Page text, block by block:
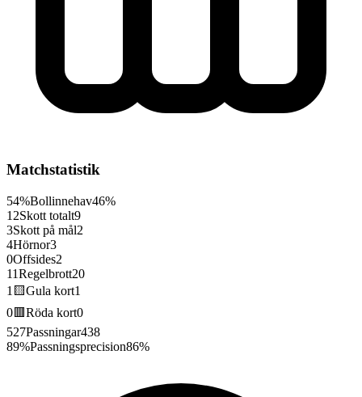
Matchstatistik
54%Bollinnehav46%
12Skott totalt9
3Skott på mål2
4Hörnor3
0Offsides2
11Regelbrott20
1 🟨Gula kort1
0🟥Röda kort0
527Passningar438
89%Passningsprecision86%